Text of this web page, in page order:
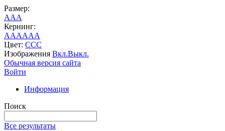
Размер:
AAA
Кернинг:
AAAAAA
Цвет: CCC
Изображения Вкл.Выкл.
Обычная версия сайта
Войти
Информация
Поиск
Все результаты